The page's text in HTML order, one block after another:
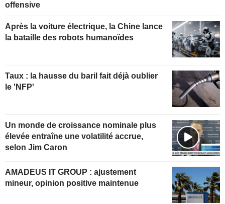
offensive
Après la voiture électrique, la Chine lance
la bataille des robots humanoïdes
Taux : la hausse du baril fait déjà oublier
le 'NFP'
Un monde de croissance nominale plus
élevée entraîne une volatilité accrue,
selon Jim Caron
AMADEUS IT GROUP : ajustement
mineur, opinion positive maintenue